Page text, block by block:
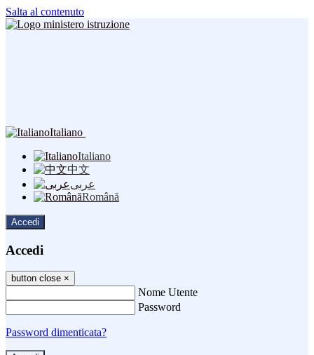
Salta al contenuto
Italiano
Italiano
中文
عربى
Română
Accedi
Accedi
button close ×
Nome Utente
Password
Password dimenticata?